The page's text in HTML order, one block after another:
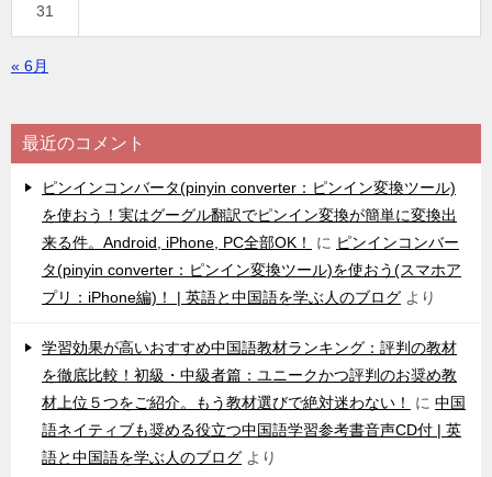
31
« 6月
最近のコメント
ピンインコンバータ(pinyin converter：ピンイン変換ツール)
を使おう！実はグーグル翻訳でピンイン変換が簡単に変換出
来る件。Android, iPhone, PC全部OK！
に ピンインコンバー
タ(pinyin converter：ピンイン変換ツール)を使おう(スマホア
プリ：iPhone編)！ | 英語と中国語を学ぶ人のブログ より
学習効果が高いおすすめ中国語教材ランキング：評判の教材
を徹底比較！初級・中級者篇：ユニークかつ評判のお奨め教
材上位５つをご紹介。もう教材選びで絶対迷わない！
に 中国
語ネイティブも奨める役立つ中国語学習参考書音声CD付 | 英
語と中国語を学ぶ人のブログ より